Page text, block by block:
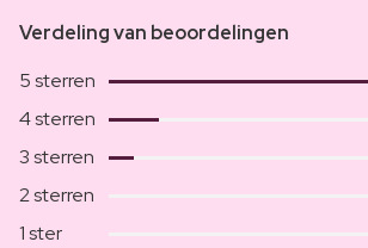
Verdeling van beoordelingen
5 sterren
4 sterren
3 sterren
2 sterren
1 ster